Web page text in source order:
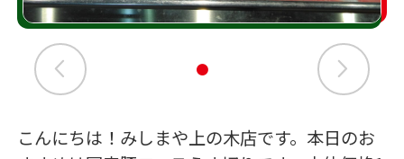
こんにちは！みしまや上の木店です。本日のお